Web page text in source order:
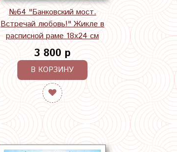
№64 "Банковский мост.
Встречай любовь!" Жикле в
расписной раме 18х24 см
3 800 р
В КОРЗИНУ